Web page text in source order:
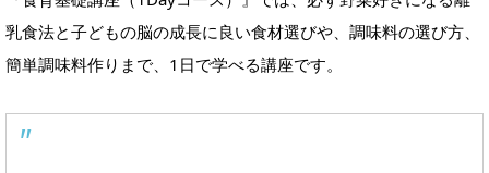
乳食法と子どもの脳の成長に良い食材選びや、調味料の選び方、
簡単調味料作りまで、1日で学べる講座です。